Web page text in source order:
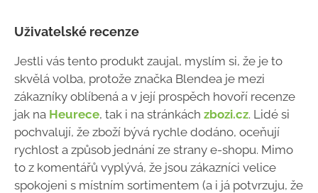
Uživatelské recenze
Jestli vás tento produkt zaujal, myslím si, že je to
skvělá volba, protože značka Blendea je mezi
zákazníky oblíbená a v její prospěch hovoří recenze
jak na Heurece, tak i na stránkách zbozi.cz. Lidé si
pochvalují, že zboží bývá rychle dodáno, oceňují
rychlost a způsob jednání ze strany e-shopu. Mimo
to z komentářů vyplývá, že jsou zákazníci velice
spokojeni s místním sortimentem (a i já potvrzuju, že